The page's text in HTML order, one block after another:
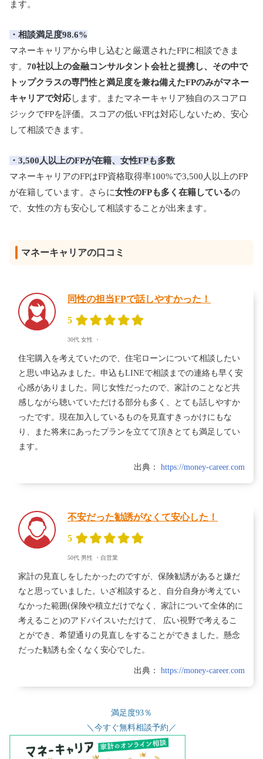
ます。
・相談満足度98.6%
マネーキャリアから申し込むと厳選されたFPに相談できま
す。 70社以上の金融コンサルタント会社と提携し、その中で
トップクラスの専門性と満足度を兼ね備えたFPのみがマネー
キャリアで対応します。またマネーキャリア独自のスコアロ
ジックでFPを評価。 スコアの低いFPは対応しないため、安心
して相談できます。
・3,500人以上のFPが在籍、女性FPも多数
マネーキャリアのFPはFP資格取得率100%で3,500人以上のFP
が在籍しています。さらに女性のFPも多く在籍しているの
で、女性の方も安心して相談することが出来ます。
マネーキャリアの口コミ
同性の担当FPで話しやすかった！
5
30代 女性 ・
住宅購入を考えていたので、住宅ローンについて相談したい
と思い申込みました。申込もLINEで相談までの連絡も早く安
心感がありました。同じ女性だったので、家計のことなど共
感しながら聴いていただける部分も多く、とても話しやすか
ったです。現在加入しているものを見直すきっかけにもな
り、また将来にあったプランを立てて頂きとても満足してい
ます。
出典： https://money-career.com
不安だった勧誘がなくて安心した！
5
50代 男性 ・ 自営業
家計の見直しをしたかったのですが、保険勧誘があると嫌だ
なと思っていました。いざ相談すると、自分自身が考えてい
なかった範囲(保険や積立だけでなく、家計について全体的に
考えること)のアドバイスいただけて、 広い視野で考えるこ
とができ、希望通りの見直しをすることができました。懸念
だった勧誘も全くなく安心でした。
出典： https://money-career.com
満足度93％
＼今すぐ無料相談予約／